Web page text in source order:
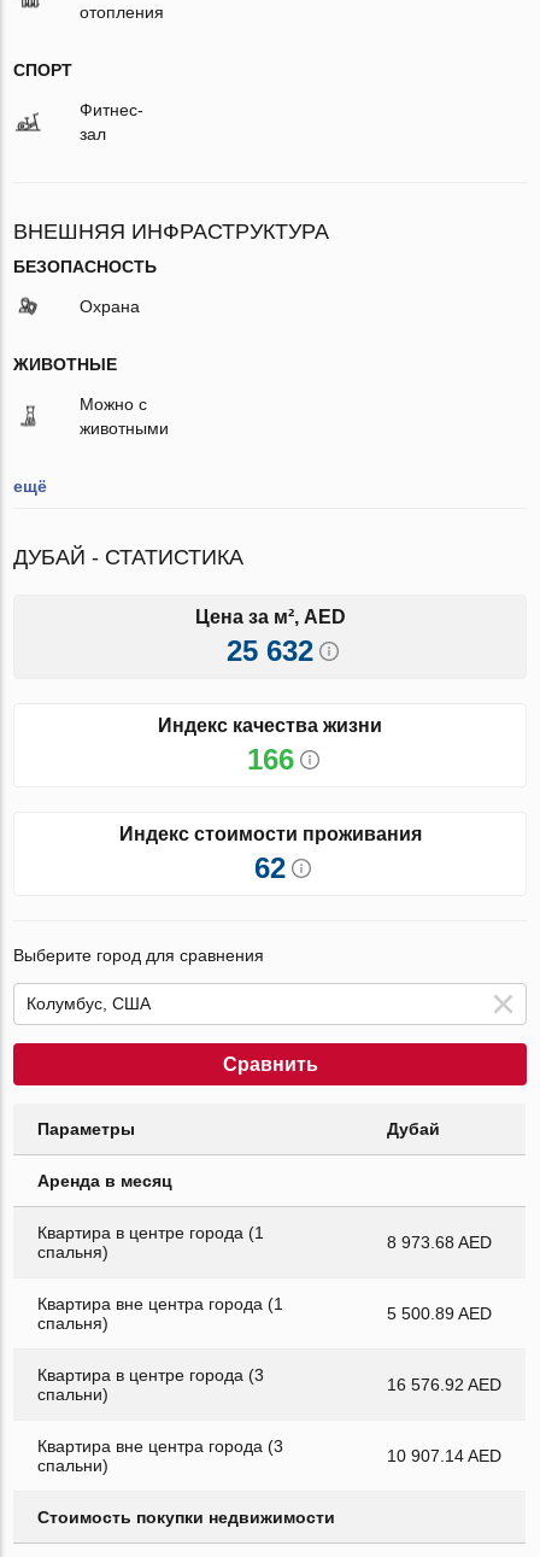
отопления
СПОРТ
Фитнес-
зал
ВНЕШНЯЯ ИНФРАСТРУКТУРА
БЕЗОПАСНОСТЬ
Охрана
ЖИВОТНЫЕ
Можно с
животными
ещё
ДУБАЙ - СТАТИСТИКА
Цена за м², AED
25 632
Индекс качества жизни
166
Индекс стоимости проживания
62
Выберите город для сравнения
Сравнить
Параметры Дубай
Аренда в месяц
Квартира в центре города (1
спальня)
8 973.68 AED
Квартира вне центра города (1
спальня)
5 500.89 AED
Квартира в центре города (3
спальни)
16 576.92 AED
Квартира вне центра города (3
спальни)
10 907.14 AED
Стоимость покупки недвижимости